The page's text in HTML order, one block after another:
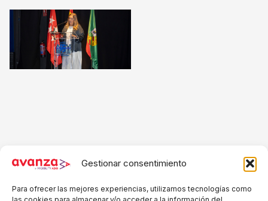
Gestionar consentimiento
Para ofrecer las mejores experiencias, utilizamos tecnologías como